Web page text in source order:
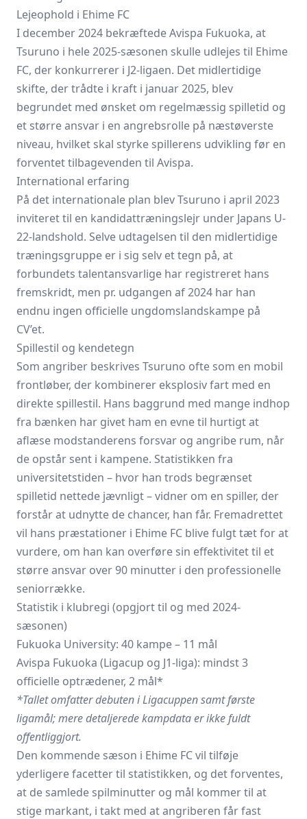
Lejeophold i Ehime FC
I december 2024 bekræftede Avispa Fukuoka, at
Tsuruno i hele 2025-sæsonen skulle udlejes til Ehime
FC, der konkurrerer i J2-ligaen. Det midlertidige
skifte, der trådte i kraft i januar 2025, blev
begrundet med ønsket om regelmæssig spilletid og
et større ansvar i en angrebsrolle på næstøverste
niveau, hvilket skal styrke spillerens udvikling før en
forventet tilbagevenden til Avispa.
International erfaring
På det internationale plan blev Tsuruno i april 2023
inviteret til en kandidat­træningslejr under Japans U-
22-landshold. Selve udtagelsen til den midlertidige
træningsgruppe er i sig selv et tegn på, at
forbundets talent­ansvarlige har registreret hans
fremskridt, men pr. udgangen af 2024 har han
endnu ingen officielle ungdomslandskampe på
CV’et.
Spillestil og kendetegn
Som angriber beskrives Tsuruno ofte som en mobil
frontløber, der kombinerer eksplosiv fart med en
direkte spillestil. Hans baggrund med mange indhop
fra bænken har givet ham en evne til hurtigt at
aflæse modstanderens forsvar og angribe rum, når
de opstår sent i kampene. Statistikken fra
universitetstiden – hvor han trods begrænset
spilletid nettede jævnligt – vidner om en spiller, der
forstår at udnytte de chancer, han får. Fremadrettet
vil hans præstationer i Ehime FC blive fulgt tæt for at
vurdere, om han kan overføre sin effektivitet til et
større ansvar over 90 minutter i den professionelle
seniorrække.
Statistik i klubregi (opgjort til og med 2024-
sæsonen)
Fukuoka University: 40 kampe – 11 mål
Avispa Fukuoka (Ligacup og J1-liga): mindst 3
officielle optrædener, 2 mål*
*Tallet omfatter debuten i Ligacuppen samt første
ligamål; mere detaljerede kampdata er ikke fuldt
offentliggjort.
Den kommende sæson i Ehime FCvil tilføje
yderligere facetter til statistikken, og det forventes,
at de samlede spilminutter og mål kommer til at
stige markant, i takt med at angriberen får fast